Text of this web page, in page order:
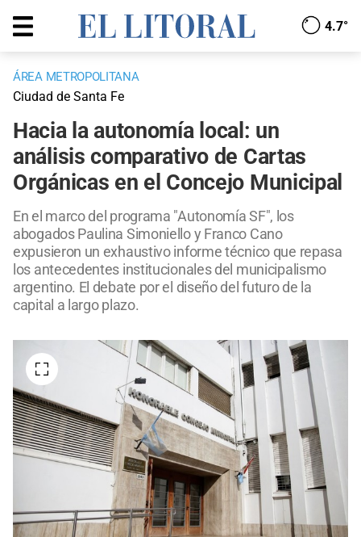
4.7°
ÁREA METROPOLITANA
Ciudad de Santa Fe
Hacia la autonomía local: un
análisis comparativo de Cartas
Orgánicas en el Concejo Municipal
En el marco del programa "Autonomía SF", los
abogados Paulina Simoniello y Franco Cano
expusieron un exhaustivo informe técnico que repasa
los antecedentes institucionales del municipalismo
argentino. El debate por el diseño del futuro de la
capital a largo plazo.